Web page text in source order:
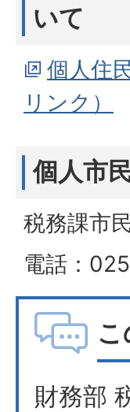
いて
個人住
リンク）
個人市
税務課市
電話：
財務部